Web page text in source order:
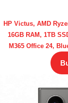
HP Victus, AMD
16GB RAM, 1TB
M365 Office 24,